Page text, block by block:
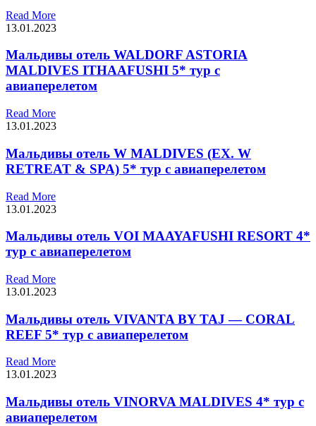
Read More
13.01.2023
Мальдивы отель WALDORF ASTORIA
MALDIVES ITHAAFUSHI 5* тур с
авиаперелетом
Read More
13.01.2023
Мальдивы отель W MALDIVES (EX. W
RETREAT & SPA) 5* тур с авиаперелетом
Read More
13.01.2023
Мальдивы отель VOI MAAYAFUSHI RESORT 4*
тур с авиаперелетом
Read More
13.01.2023
Мальдивы отель VIVANTA BY TAJ — CORAL
REEF 5* тур с авиаперелетом
Read More
13.01.2023
Мальдивы отель VINORVA MALDIVES 4* тур с
авиаперелетом